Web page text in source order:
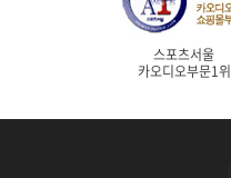
스포츠서울
카오디오부문1위